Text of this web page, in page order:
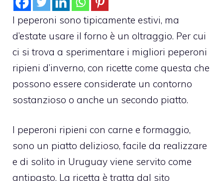
I peperoni sono tipicamente estivi, ma
d’estate usare il forno è un oltraggio. Per cui
ci si trova a sperimentare i migliori peperoni
ripieni d’inverno, con ricette come questa che
possono essere considerate un contorno
sostanzioso o anche un secondo piatto.
I peperoni ripieni con carne e formaggio,
sono un piatto delizioso, facile da realizzare
e di solito in Uruguay viene servito come
antipasto. La ricetta è tratta dal sito